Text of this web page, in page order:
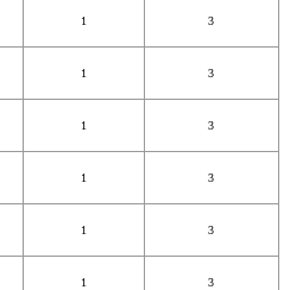
1 3
1 3
1 3
1 3
1 3
1 3